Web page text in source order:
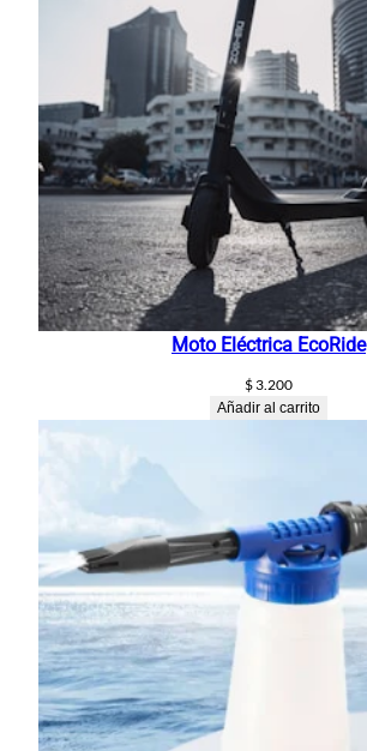
Moto Eléctrica EcoRide
$3.200
Añadir al carrito